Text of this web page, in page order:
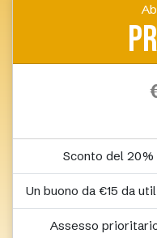
Sconto del
Un buono da €15 da
Assesso